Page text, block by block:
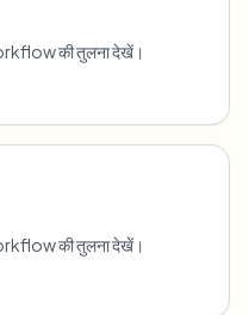
की तुलना देखें।
की तुलना देखें।